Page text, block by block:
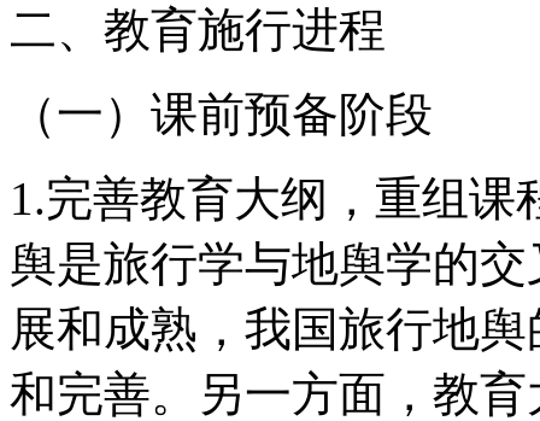
二、教育施行进程
（一）课前预备阶段
1.完善教育大纲，重组
舆是旅行学与地舆学的
展和成熟，我国旅行地
和完善。另一方面，教